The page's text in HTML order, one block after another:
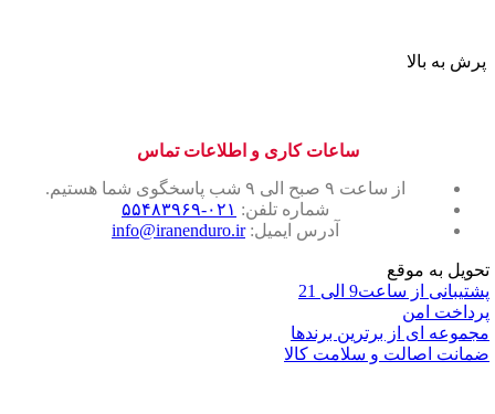
پرش به بالا
ساعات کاری و اطلاعات تماس
از ساعت ۹ صبح الی ۹ شب پاسخگوی شما هستیم.
شماره تلفن: ۰۲۱-۵۵۴۸۳۹۶۹
آدرس ایمیل:info@iranenduro.ir
تحویل به موقع
پشتیبانی از ساعت9 الی 21
پرداخت امن
مجموعه ای از برترین برندها
ضمانت اصالت و سلامت کالا